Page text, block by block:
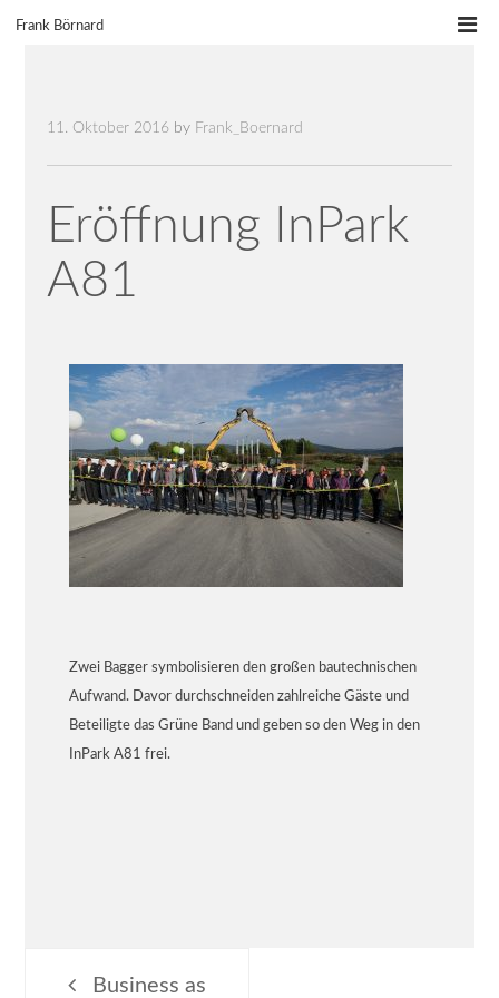
Frank Börnard
11. Oktober 2016 by Frank_Boernard
Eröffnung InPark
A81
Zwei Bagger symbolisieren den großen bautechnischen
Aufwand. Davor durchschneiden zahlreiche Gäste und
Beteiligte das Grüne Band und geben so den Weg in den
InPark A81 frei.
Business as